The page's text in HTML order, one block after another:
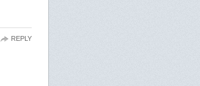
REPLY